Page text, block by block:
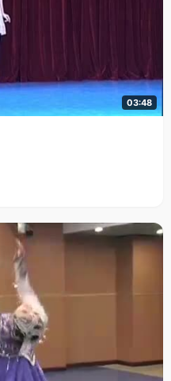
高考志愿表，你就会丝毫不怀疑他
而且每所学校的四个专业都写得
好了，底线是西安交大。我爸爸曾
足了。"我又问，如果当时没有考
头，有些难为情的说："不想复读
来源，如果收成好的话，每年会有
免去了高中的全部学费，还有几
到了家庭收入的大部分。 "大学
的机会，我想应该会有办法的。"
贴满了各种奖状。陈光玉很骄傲
。 每年除夕夜，贴好
状拿出来，认真地一张张贴到堂
子的教育看得很重，或许观念的
，分数是最好也最直接的唯一证
的开心，比有了好收成还开心。"
还有一些证书没有贴"。 "那么
学比甚至要逊色一些，但我属于
直很优秀，曾经有段时间差点就
都很好的，初二下学期不知怎么
听课，甚至连学校也不想去。后
是不是真的不想上学了，我很肯定
那好，我给你想另外的出路吧
03:48